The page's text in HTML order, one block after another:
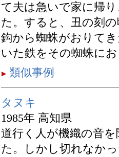
て夫は急いで家に帰
た。すると、丑の刻
鈎から蜘蛛がおりて
いた鉄をその蜘蛛に
類似事例
タヌキ
1985年 高知県
道行く人が機織の音
た。しかし切れなか